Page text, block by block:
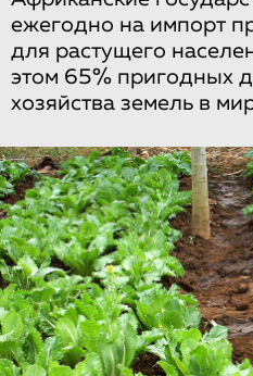
ежегодно на импорт
для растущего
этом 65% пригодных
хозяйства земель в